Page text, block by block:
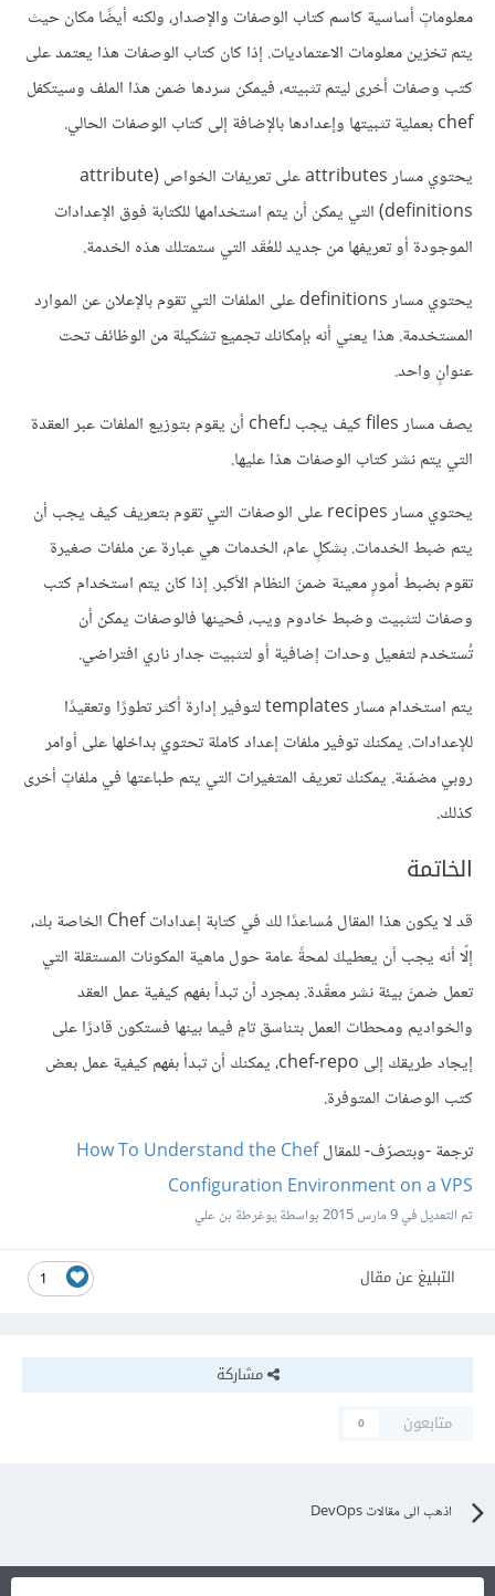
معلوماتٍ أساسية كاسم كتاب الوصفات والإصدار، ولكنه أيضًا مكان حيث
يتم تخزين معلومات الاعتماديات. إذا كان كتاب الوصفاتهذا يعتمد على
كتب وصفات أخرى ليتم تثبيته، فيمكن سردها ضمن هذا الملف وسيتكفل
chef بعملية تثبيتها وإعدادها بالإضافة إلى كتاب الو
صفات الحالي.
يحتوي
مسار attributes على تعريفات الخواص (attribute
definitions) التي يمكن أن يتم استخدامها للكتابة فوق الإعدادات
الموجودة أو تعريفها من جديد للعُقَد التي ستمتلك هذه الخدمة.
يحتوي
مسار definitions على الملفات التي تقوم بالإعلان عن الموارد
المستخدمة. هذا يعني أنه بإمكانك تجميع تشكيلة من الوظائف تحت
عنوانٍ واحد.
يصف
مسار files كيف يجب لـchef أن يقوم بتوزيع الملفات عبر العقدة
التي يتم نشر كتاب الوصفاتهذا عليها.
يحتوي
مسار recipes على الوصفات التي تقوم بتعريف كيف يجب أن
يتم ضبط الخدمات. بشكلٍ عام، الخدمات هي عبارة عن ملفات صغيرة
تقوم بضبط أمورٍ معينة ضمنَ النظام الأكبر. إذا كان يتم استخدام كتب
وصفاتلتثبيت وضبط خادوم ويب، فحينها فالوصفات يمكن أن
تُستخدم لتفعيل وحدات إضافية أو لتثبيت جدار ناري افتراضي.
يتم استخدام مسار templates لتوفير إدارة أكثر تطورًا وتعقيدًا
للإعدادات. يمكنك توفير ملفات إعداد كاملة تحتوي بداخلها على أوامر
روبي مضمّنة. يمكنك تعريف المتغيرات التي يتم طباعتها في ملفاتٍ أخرى
كذلك.
الخاتمة
قد لا يكون هذا المقال مُساعدًا لك في كتابة إعدادات Chef الخاصة بك،
إلّا أنه يجب أن يعطيكَ لمحةً عامة حول ماهية المكونات المستقلة التي
تعمل ضمنَ بيئة نشر معقّدة. بمجرد أن تبدأ بفهم كيفية عمل العقد
والخواديم ومحطات العمل بتناسق تامٍ فيما بينها فستكون قادرًا على
إيجاد طريقك إلى chef-repo، يمكنك أن تبدأ بفهم كيفية عمل بعض
كتب الوصفات المتوفرة.
ترجمة -وبتصرّف- للمقالHow To Understand the Chef
Configuration Environment on a VPS
تم التعديل في9 مارس 2015 بواسطة يوغرطة بن علي
1 التبليغ عن مقال
مشاركة
متابعون
0
اذهب الى مقالات DevOps